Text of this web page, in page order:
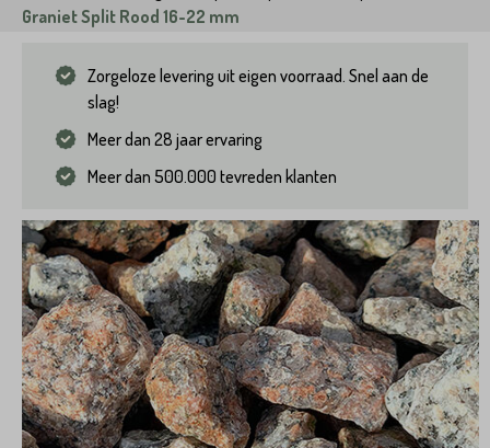
Graniet Split Rood 16-22 mm
Zorgeloze levering uit eigen voorraad. Snel aan de
slag!
Meer dan 28 jaar ervaring
Meer dan 500.000 tevreden klanten